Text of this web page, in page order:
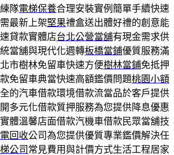
隊電梯保養合理安裝實例簡單手續快速
最新上架堅果禮盒送出體好禮的創意能
貸款實體店台北公營當舖有現金需求供
當舖與現代化週轉板橋當鋪優質服務滿
市樹林免留車快速方便樹林當鋪免抵押
免留車典當快速高額鑑價問題桃園小額
的汽車借款環境借款流當品於客戶提供
多元化借款質押服務為您提供降息優惠
實體溫馨店面借款汽機車借款民眾當舖技
回收公司為您提供優質專業鑑價解決任
公司 常見費用與計價方式生活工程居家